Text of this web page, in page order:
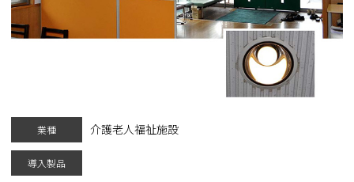
業種 介護老人福祉施設
導入製品